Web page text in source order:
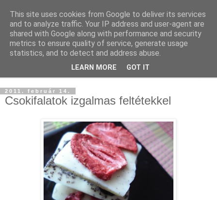
2011. február 14.
Csokifalatok izgalmas feltétekkel
This site uses cookies from Google to deliver its services
and to analyze traffic. Your IP address and user-agent are
shared with Google along with performance and security
metrics to ensure quality of service, generate usage
statistics, and to detect and address abuse.
LEARN MORE GOT IT